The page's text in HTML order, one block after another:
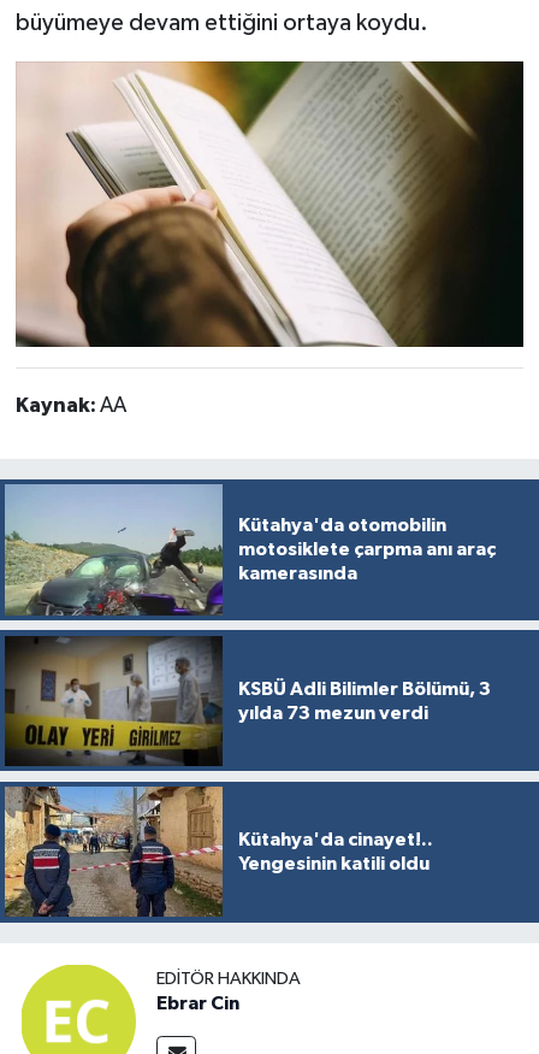
büyümeye devam ettiğini ortaya koydu.
Kaynak: AA
Kütahya'da otomobilin
motosiklete çarpma anı araç
kamerasında
KSBÜ Adli Bilimler Bölümü, 3
yılda 73 mezun verdi
Kütahya'da cinayet!..
Yengesinin katili oldu
EDITÖR HAKKINDA
Ebrar Cin